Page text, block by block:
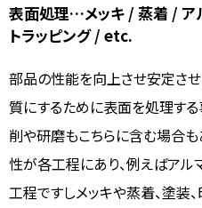
表面処理…メッキ / 蒸着 / ア
トラッピング / etc.
部品の性能を向上させ安定さ
質にするために表面を処理す
削や研磨もこちらに含む場合
性が各工程にあり、例えばア
工程ですしメッキや蒸着、塗装